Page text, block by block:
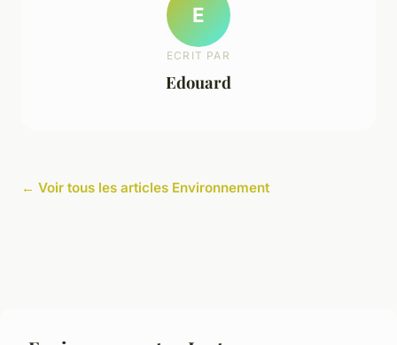
E
ECRIT PAR
Edouard
← Voir tous les articles Environnement